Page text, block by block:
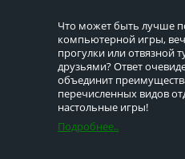
Что может быть лучше
компьютерной игры,
прогулки или отвязной
друзьями? Ответ
объединит
перечисленных видов
настольные игры!
Подробнее..